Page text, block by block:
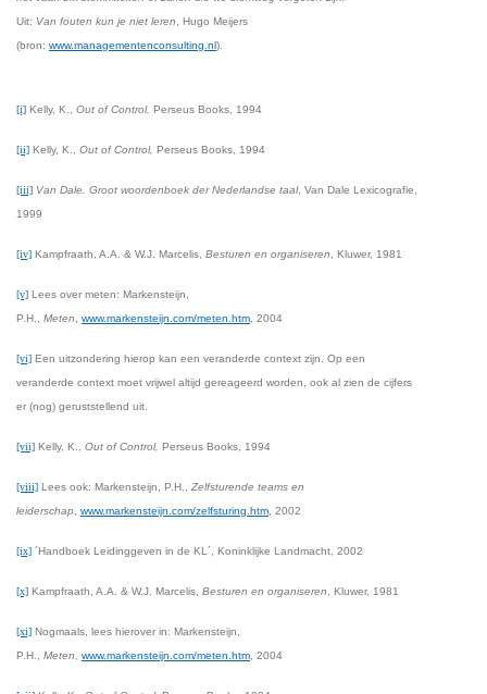
Uit: Van fouten kun je niet leren, Hugo Meijers
(bron: www.managementenconsulting.nl).
[i] Kelly, K., Out of Control, Perseus Books, 1994
[ii] Kelly, K., Out of Control, Perseus Books, 1994
[iii] Van Dale. Groot woordenboek der Nederlandse taal, Van Dale Lexicografie,
1999
[iv] Kampfraath, A.A. & W.J. Marcelis, Besturen en organiseren, Kluwer, 1981
[v] Lees over meten: Markensteijn,
P.H., Meten, www.markensteijn.com/meten.htm, 2004
[vi] Een uitzondering hierop kan een veranderde context zijn. Op een
veranderde context moet vrijwel altijd gereageerd worden, ook al zien de cijfers
er (nog) geruststellend uit.
[vii] Kelly, K., Out of Control, Perseus Books, 1994
[viii] Lees ook: Markensteijn, P.H., Zelfsturende teams en
leiderschap, www.markensteijn.com/zelfsturing.htm, 2002
[ix] ´Handboek Leidinggeven in de KL´, Koninklijke Landmacht, 2002
[x] Kampfraath, A.A. & W.J. Marcelis, Besturen en organiseren, Kluwer, 1981
[xi] Nogmaals, lees hierover in: Markensteijn,
P.H., Meten, www.markensteijn.com/meten.htm, 2004